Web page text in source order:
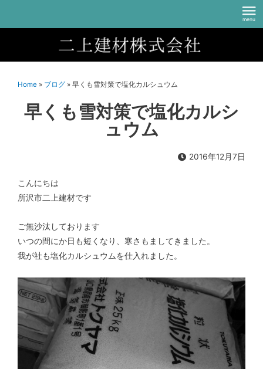
Home » ブログ » 早くも雪対策で塩化カルシュウム
早くも雪対策で塩化カルシ
ュウム
2016年12月7日
こんにちは
所沢市二上建材です
ご無沙汰しております
いつの間にか日も短くなり、寒さもましてきました。
我が社も塩化カルシュウムを仕入れました。